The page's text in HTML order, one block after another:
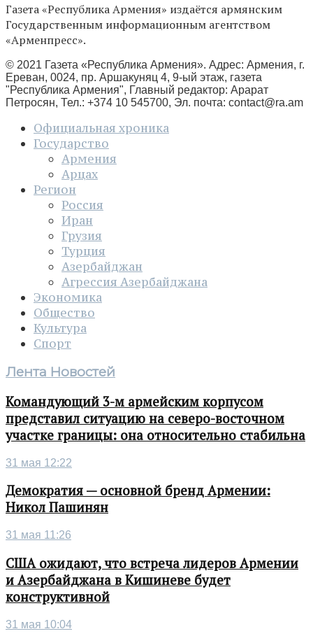
Газета «Республика Армения» издаётся армянским
Государственным информационным агентством
«Арменпресс».
© 2021 Газета «Республика Армения». Адрес: Армения, г.
Ереван, 0024, пр. Аршакуняц 4, 9-ый этаж, газета
"Республика Армения", Главный редактор: Арарат
Петросян, Тел.: +374 10 545700, Эл. почта: contact@ra.am
Официальная хроника
Государство
Армения
Арцах
Регион
Россия
Иран
Грузия
Турция
Азербайджан
Агрессия Азербайджана
Экономика
Общество
Культура
Спорт
Лента Новостей
Командующий 3-м армейским корпусом
представил ситуацию на северо-восточном
участке границы: она относительно стабильна
31 мая 12:22
Демократия — основной бренд Армении:
Никол Пашинян
31 мая 11:26
США ожидают, что встреча лидеров Армении
и Азербайджана в Кишиневе будет
конструктивной
31 мая 10:04